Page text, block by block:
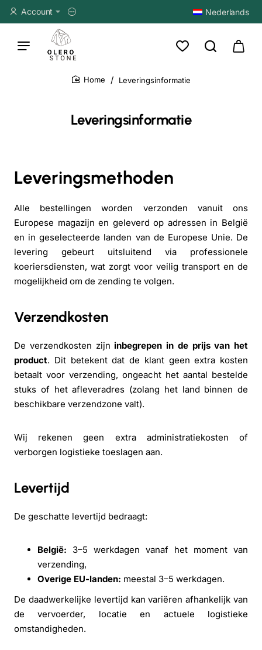
Account Nederlands
Leveringsinformatie
Leveringsinformatie
Leveringsmethoden
Alle bestellingen worden verzonden vanuit ons
Europese magazijn en geleverd op adressen in België
en in geselecteerde landen van de Europese Unie. De
levering gebeurt uitsluitend via professionele
koeriersdiensten, wat zorgt voor veilig transport en de
mogelijkheid om de zending te volgen.
Verzendkosten
De verzendkosten zijninbegrepen in de prijs van het
product. Dit betekent dat de klant geen extra kosten
betaalt voor verzending, ongeacht het aantal bestelde
stuks of het afleveradres (zolang het land binnen de
beschikbare verzendzone valt).
Wij rekenen geen extra administratiekosten of
verborgen logistieke toeslagen aan.
Levertijd
De geschatte levertijd bedraagt:
België: 3–5 werkdagen vanaf het moment van
verzending,
Overige EU-landen: meestal 3–5 werkdagen.
De daadwerkelijke levertijd kan variëren afhankelijk van
de vervoerder, locatie en actuele logistieke
omstandigheden.